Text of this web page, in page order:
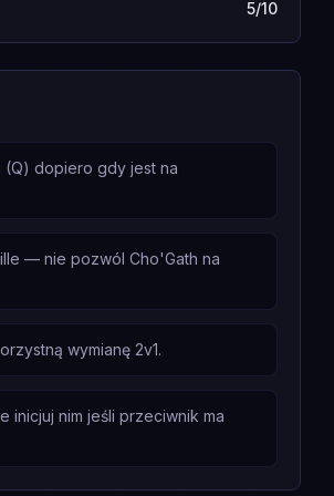
5/10
(Q) dopiero gdy jest na
— nie pozwól Cho'Gath na
wymianę 2v1.
inicjuj nim jeśli przeciwnik ma